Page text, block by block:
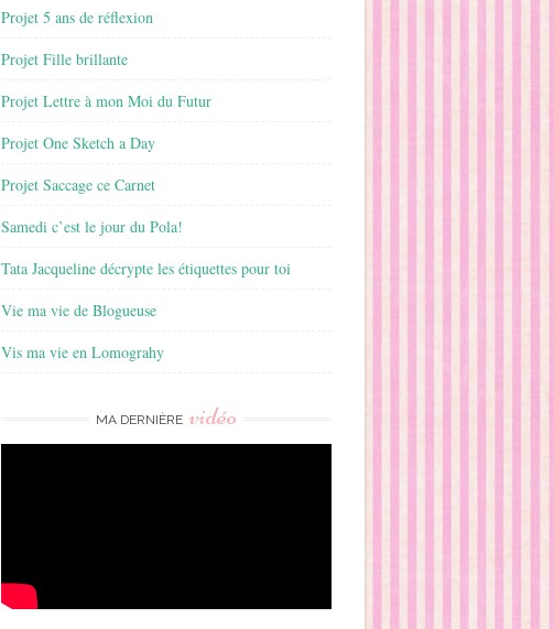
Projet 5 ans de réflexion
Projet Fille brillante
Projet Lettre à mon Moi du Futur
Projet One Sketch a Day
Projet Saccage ce Carnet
Samedi c’est le jour du Pola!
Tata Jacqueline décrypte les étiquettes pour toi
Vie ma vie de Blogueuse
Vis ma vie en Lomograhy
MA DERNIÈRE vidéo